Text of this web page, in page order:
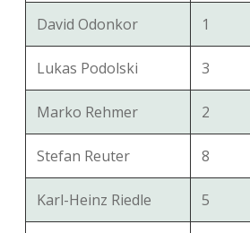
David Odonkor 1
Lukas Podolski 3
Marko Rehmer 2
Stefan Reuter 8
Karl-Heinz Riedle 5